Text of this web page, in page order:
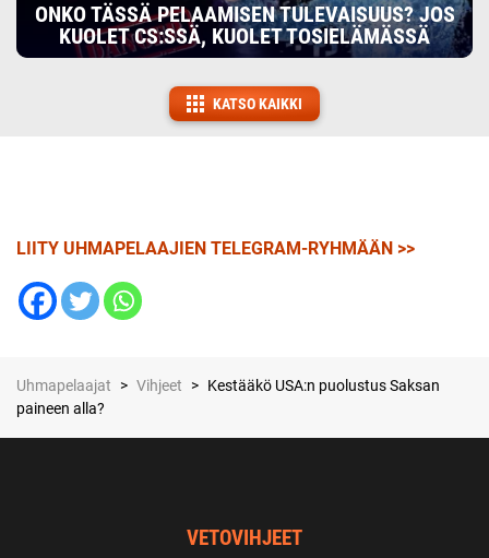
ONKO TÄSSÄ PELAAMISEN TULEVAISUUS? JOS
KUOLET CS:SSÄ, KUOLET TOSIELÄMÄSSÄ
KATSO KAIKKI
LIITY UHMAPELAAJIEN TELEGRAM-RYHMÄÄN >>
Uhmapelaajat > Vihjeet > Kestääkö USA:n puolustus Saksan
paineen alla?
VETOVIHJEET